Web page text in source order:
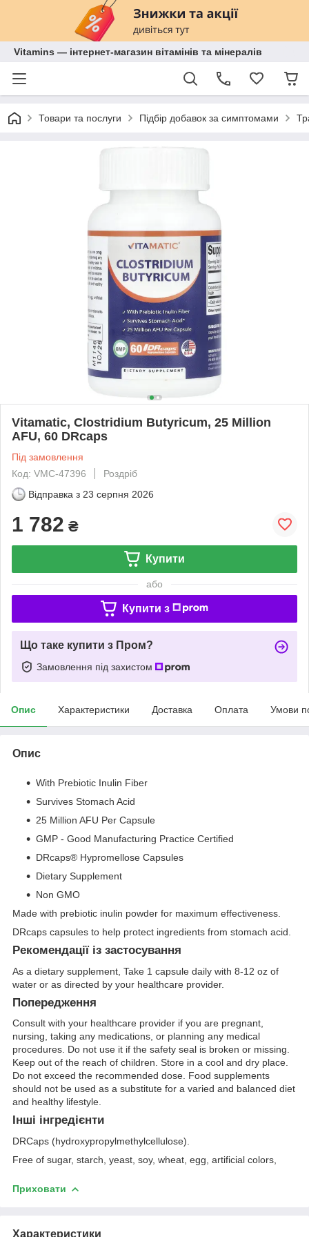
Vitamins — інтернет-магазин вітамінів та мінералів
Товари та послуги Підбір добавок за симптомами
Vitamatic, Clostridium Butyricum, 25 Million
AFU, 60 DRcaps
Під замовлення
Код: VMC-47396
Роздріб
Відправка з 23 серпня 2026
1 782 ₴
Купити
або
Купити з
Що таке купити з Пром?
Замовлення під захистом
Опис Характеристики Доставка Оплата Умови
Опис
With Prebiotic Inulin Fiber
Survives Stomach Acid
25 Million AFU Per Capsule
GMP - Good Manufacturing Practice Certified
DRcaps® Hypromellose Capsules
Dietary Supplement
Non GMO
Made with prebiotic inulin powder for maximum effectiveness.
DRcaps capsules to help protect ingredients from stomach acid.
Рекомендації із застосування
As a dietary supplement, Take 1 capsule daily with 8-12 oz of
water or as directed by your healthcare provider.
Попередження
Consult with your healthcare provider if you are pregnant,
nursing, taking any medications, or planning any medical
procedures. Do not use it if the safety seal is broken or missing.
Keep out of the reach of children. Store in a cool and dry place.
Do not exceed the recommended dose. Food supplements
should not be used as a substitute for a varied and balanced diet
and healthy lifestyle.
Інші інгредієнти
DRCaps (hydroxypropylmethylcellulose).
Free of sugar, starch, yeast, soy, wheat, egg, artificial colors,
Приховати
Характеристики